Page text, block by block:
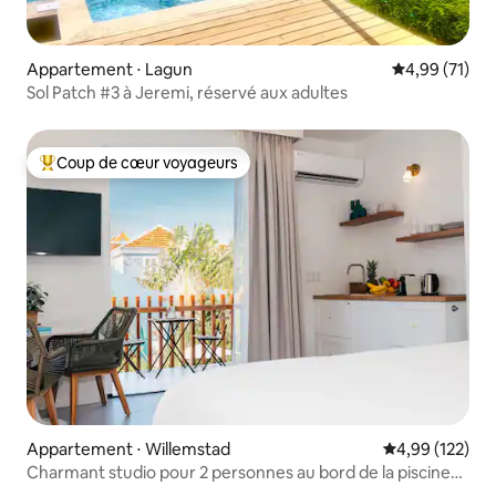
Appartement ⋅ Lagun Évaluation
4,99 (71)
Sol Patch #3 à Jeremi, réservé aux adultes
Coups de cœur voyageurs les plus appréciés
Coup de cœur voyageurs
Appartement ⋅ Willemstad Évaluation
4,99 (122)
Charmant studio pour 2 personnes au bord de la piscine